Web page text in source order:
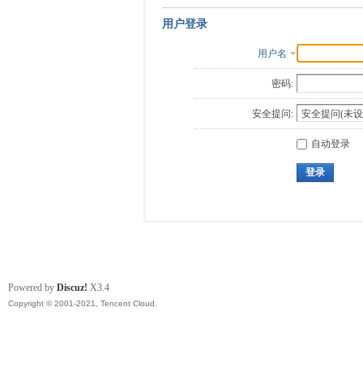
用户登录
用户名
密码:
安全提问:
自动登录
登录
Powered by Discuz! X3.4
Copyright © 2001-2021, Tencent Cloud.